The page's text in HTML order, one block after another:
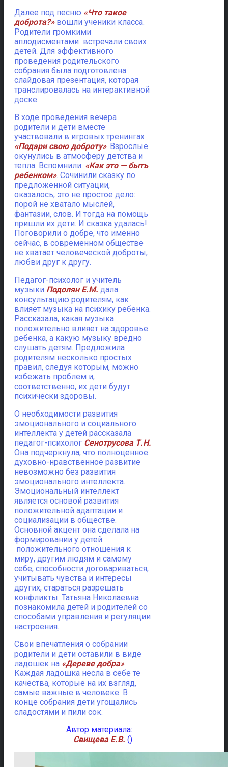
Далее под песню «Что такое
доброта?»вошли ученики класса.
Родители громкими
аплодисментами встречали своих
детей. Для эффективного
проведения родительского
собрания была подготовлена
слайдовая презентация, которая
транслировалась на интерактивной
доске.
В ходе проведения вечера
родители и дети вместе
участвовали в игровых тренингах
«Подари свою доброту». Взрослые
окунулись в атмосферу детства и
тепла. Вспомнили: «Как это — быть
ребенком». Сочинили сказку по
предложенной ситуации,
оказалось, это не простое дело:
порой не хватало мыслей,
фантазии, слов. И тогда на помощь
пришли их дети. И сказка удалась!
Поговорили о добре, что именно
сейчас, в современном обществе
не хватает человеческой доброты,
любви друг к другу.
Педагог-психолог и учитель
музыки Подолян Е.М. дала
консультацию родителям, как
влияет музыка на психику ребенка.
Рассказала, какая музыка
положительно влияет на здоровье
ребенка, а какую музыку вредно
слушать детям. Предложила
родителям несколько простых
правил, следуя которым, можно
избежать проблем и,
соответственно, их дети будут
психически здоровы.
О необходимости развития
эмоционального и социального
интеллекта у детей рассказала
педагог-психолог Сенотрусова Т.Н.
Она подчеркнула, что полноценное
духовно-нравственное развитие
невозможно без развития
эмоционального интеллекта.
Эмоциональный интеллект
является основой развития
положительной адаптации и
социализации в обществе.
Основной акцент она сделала на
формировании у детей
положительного отношения к
миру, другим людям и самому
себе; способности договариваться,
учитывать чувства и интересы
других, стараться разрешать
конфликты. Татьяна Николаевна
познакомила детей и родителей со
способами управления и регуляции
настроения.
Свои впечатления о собрании
родители и дети оставили в виде
ладошек на «Дереве добра».
Каждая ладошка несла в себе те
качества, которые на их взгляд,
самые важные в человеке. В
конце собрания дети угощались
сладостями и пили сок.
Автор материала:
Свищева Е.В. ()